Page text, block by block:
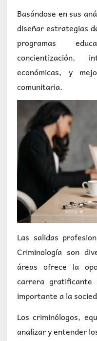
Basándose en sus
diseñar estrategias
programas
concientización,
económicas, y
comunitaria.
Las salidas
Criminología son
áreas ofrece la
carrera
importante a la
Los criminólogos,
analizar y entender